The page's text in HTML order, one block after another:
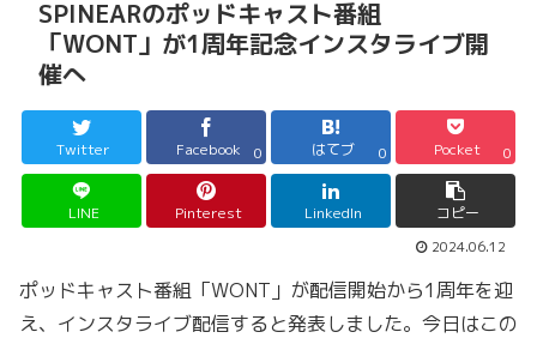
SPINEARのポッドキャスト番組
「WONT」が1周年記念インスタライブ開
催へ
Twitter Facebook 0 はてブ 0 Pocket 0
LINE Pinterest LinkedIn コピー
2024.06.12
ポッドキャスト番組「WONT」が配信開始から1周年を迎
え、インスタライブ配信すると発表しました。今日はこの